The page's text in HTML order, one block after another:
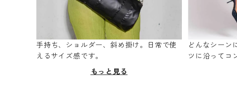
手持ち、ショルダー、斜め掛け。日常で使
えるサイズ感です。
もっと見る
どんなシーン
ツに沿ってコ